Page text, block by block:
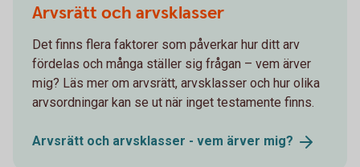
Arvsrätt och arvsklasser
Det finns flera faktorer som påverkar hur ditt arv
fördelas och många ställer sig frågan – vem ärver
mig? Läs mer om arvsrätt, arvsklasser och hur olika
arvsordningar kan se ut när inget testamente finns.
Arvsrätt och arvsklasser - vem ärver mig?